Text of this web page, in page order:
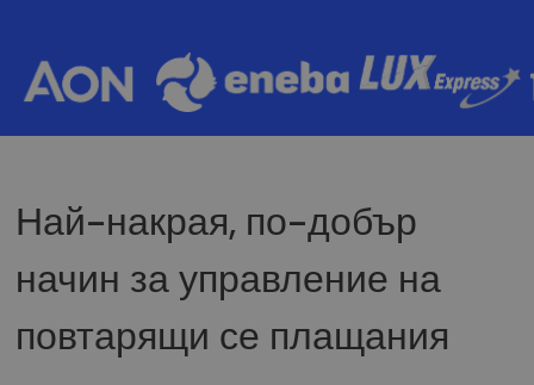
Най-накрая, по-добър
начин за управление на
повтарящи се плащания